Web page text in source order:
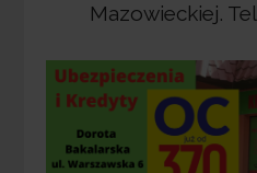
Mazowieckiej.